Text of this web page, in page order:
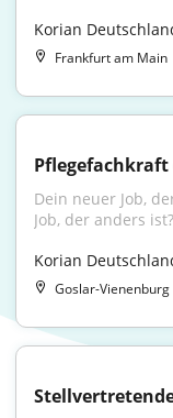
Korian
Frankfurt am Main
Dein neuer Job,
Job, der anders
Korian
Goslar-Vienenburg